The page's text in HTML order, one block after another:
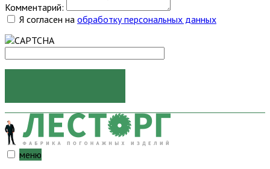
Комментарий:
Я согласен на обработку персональных данных
меню